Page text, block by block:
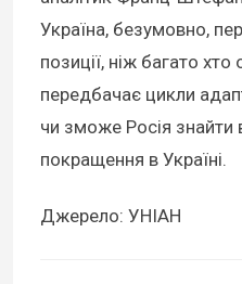
Україна, безумовно,
позиції, ніж багато хто
передбачає цикли
чи зможе Росія знайти
покращення в Україні.
Джерело: УНІАН